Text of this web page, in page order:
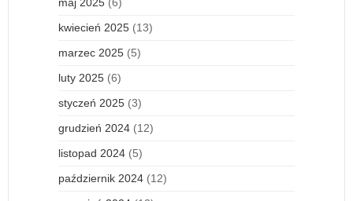
kwiecień 2025 (13)
marzec 2025 (5)
luty 2025 (6)
styczeń 2025 (3)
grudzień 2024 (12)
listopad 2024 (5)
październik 2024 (12)